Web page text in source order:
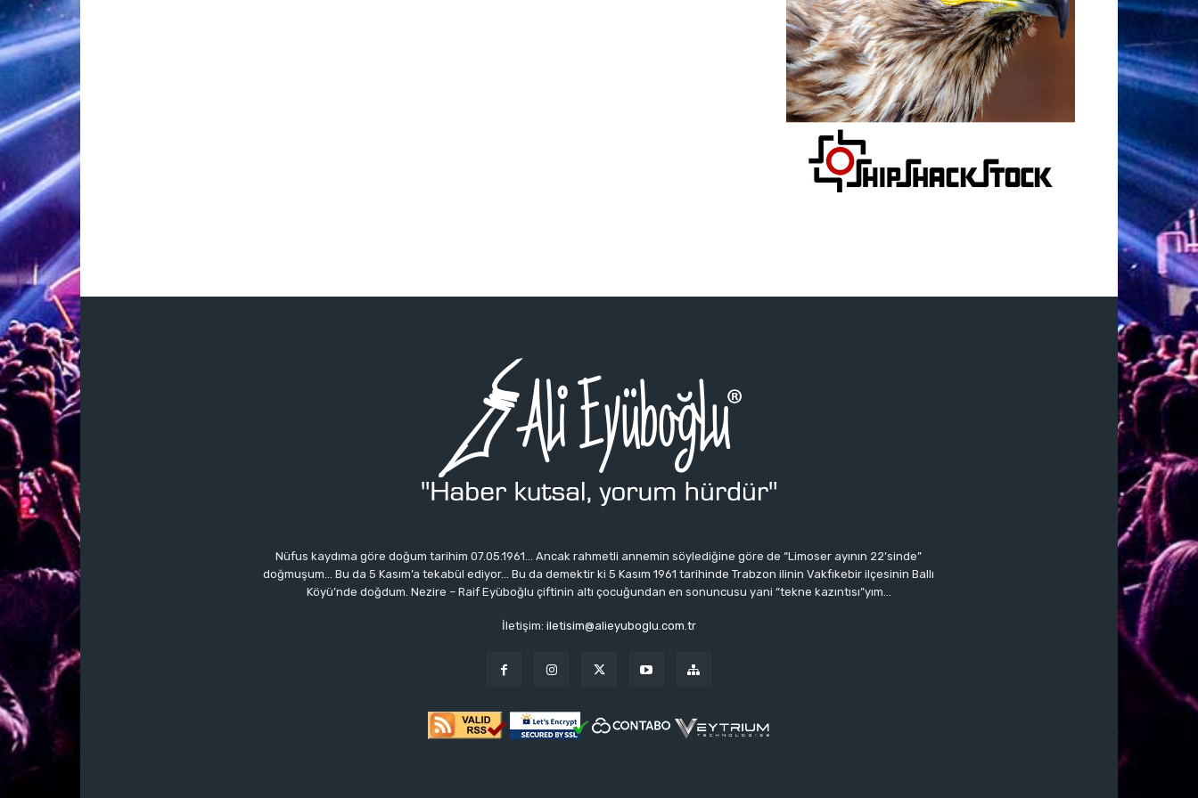
Nüfus kaydıma göre doğum tarihim 07.05.1961… Ancak rahmetli annemin söylediğine göre de “Limoser ayının 22’sinde”
doğmuşum… Bu da 5 Kasım’a tekabül ediyor… Bu da demektir ki 5 Kasım 1961 tarihinde Trabzon ilinin Vakfıkebir ilçesinin Ballı
Köyü’nde doğdum. Nezire – Raif Eyüboğlu çiftinin altı çocuğundan en sonuncusu yani “tekne kazıntısı”yım…
İletişim: iletisim@alieyuboglu.com.tr